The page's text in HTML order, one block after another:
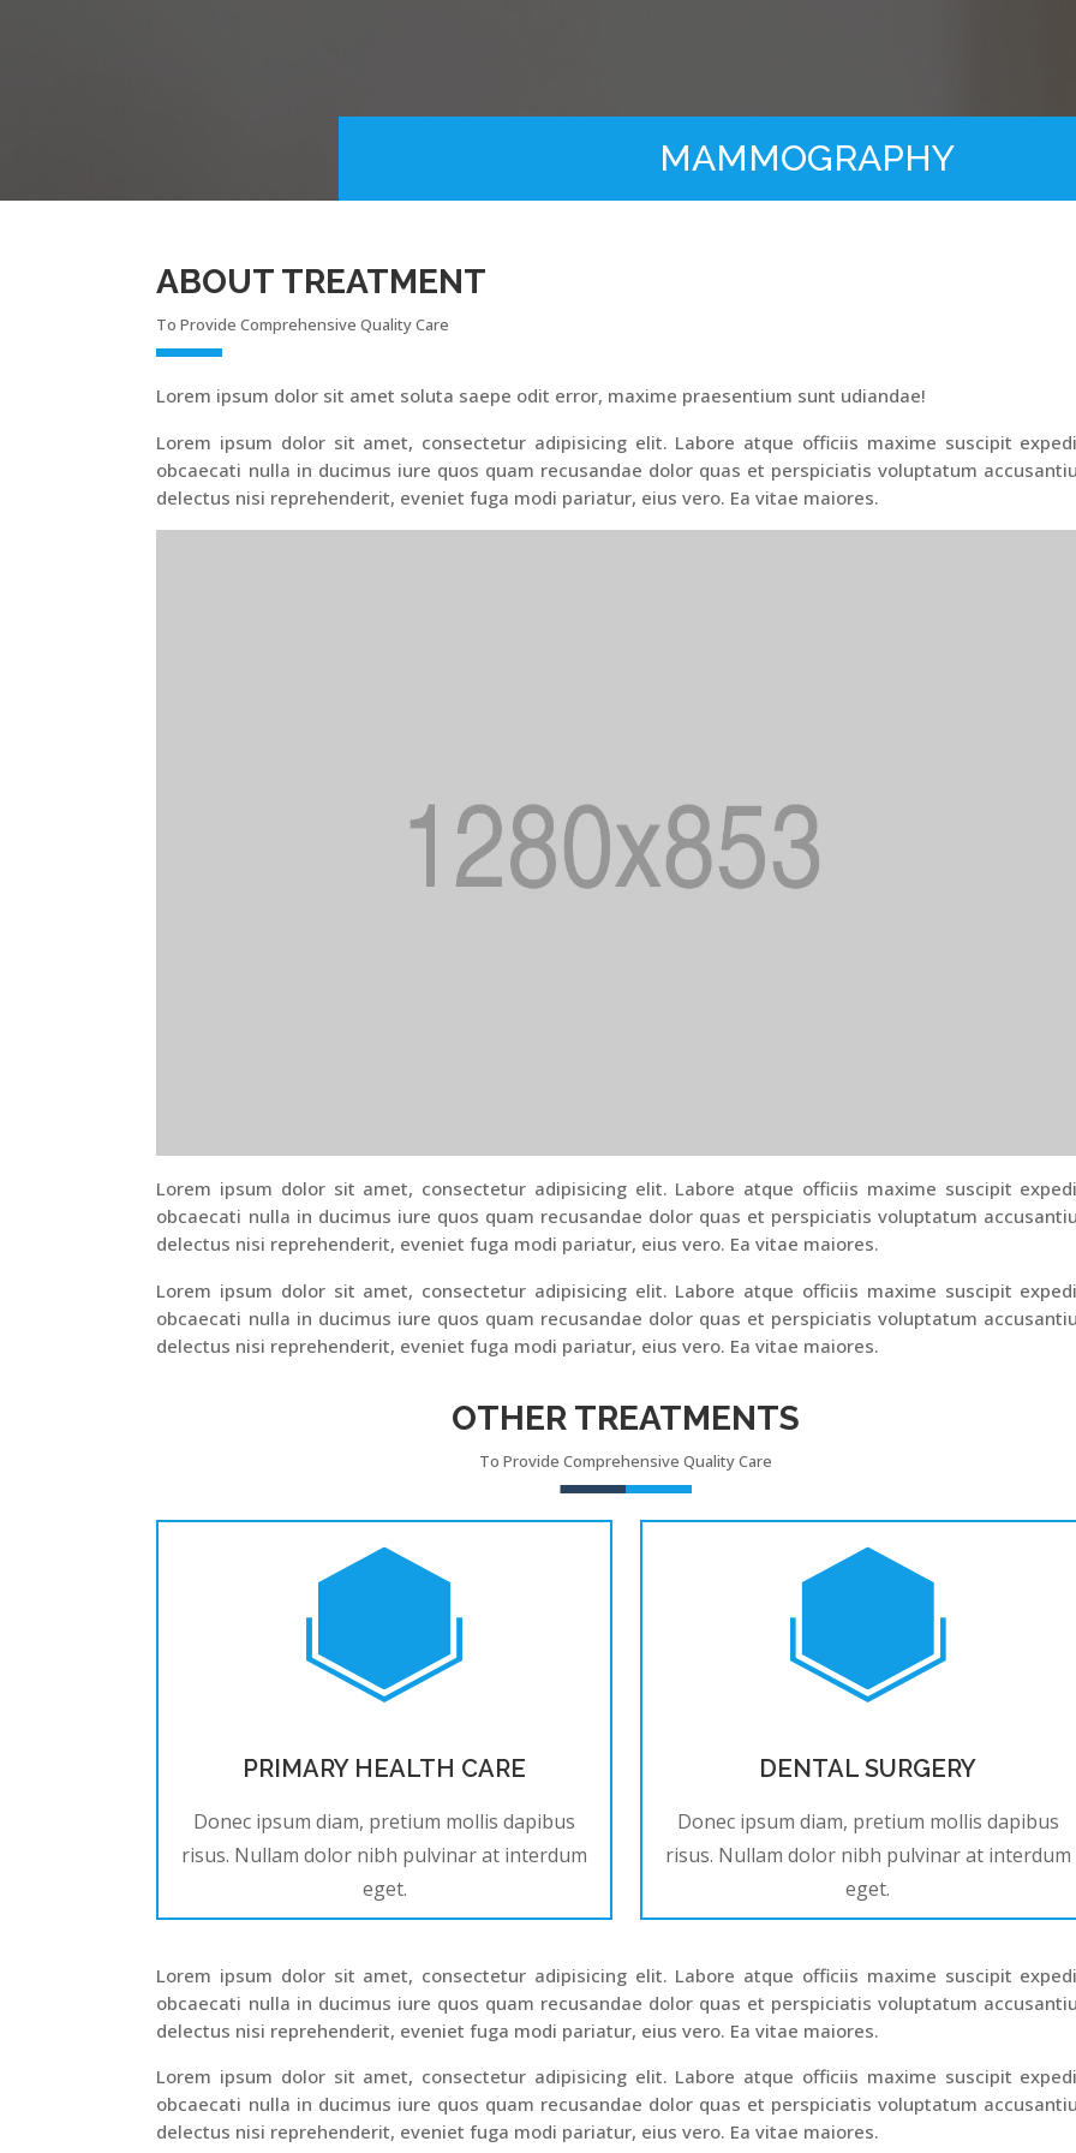
MAMMOGRAPHY
ABOUT TREATMENT
To Provide Comprehensive Quality Care
Lorem ipsum dolor sit amet soluta saepe odit error, maxime praesentium sunt udiandae!
Lorem ipsum dolor sit amet, consectetur adipisicing elit. Labore atque officiis maxime suscipit
obcaecati nulla in ducimus iure quos quam recusandae dolor quas et perspiciatis voluptatum
delectus nisi reprehenderit, eveniet fuga modi pariatur, eius vero. Ea vitae maiores.
Lorem ipsum dolor sit amet, consectetur adipisicing elit. Labore atque officiis maxime suscipit
obcaecati nulla in ducimus iure quos quam recusandae dolor quas et perspiciatis voluptatum
delectus nisi reprehenderit, eveniet fuga modi pariatur, eius vero. Ea vitae maiores.
Lorem ipsum dolor sit amet, consectetur adipisicing elit. Labore atque officiis maxime suscipit
obcaecati nulla in ducimus iure quos quam recusandae dolor quas et perspiciatis voluptatum
delectus nisi reprehenderit, eveniet fuga modi pariatur, eius vero. Ea vitae maiores.
OTHER TREATMENTS
To Provide Comprehensive Quality Care
PRIMARY HEALTH CARE
Donec ipsum diam, pretium mollis dapibus
risus. Nullam dolor nibh pulvinar at interdum
eget.
DENTAL SURGERY
Donec ipsum diam, pretium mollis dapibus
risus. Nullam dolor nibh pulvinar at interdum
eget.
Lorem ipsum dolor sit amet, consectetur adipisicing elit. Labore atque officiis maxime suscipit
obcaecati nulla in ducimus iure quos quam recusandae dolor quas et perspiciatis voluptatum
delectus nisi reprehenderit, eveniet fuga modi pariatur, eius vero. Ea vitae maiores.
Lorem ipsum dolor sit amet, consectetur adipisicing elit. Labore atque officiis maxime suscipit
obcaecati nulla in ducimus iure quos quam recusandae dolor quas et perspiciatis voluptatum
delectus nisi reprehenderit, eveniet fuga modi pariatur, eius vero. Ea vitae maiores.